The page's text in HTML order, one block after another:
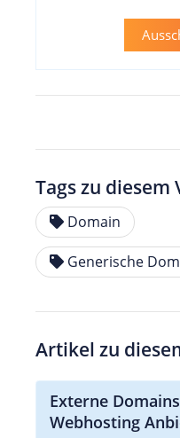
Tags zu diesem
Domain
Generische
Artikel zu
Externe
Webhosting